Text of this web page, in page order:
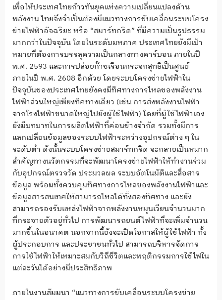
เพื่อให้ประเทศไทยก้าวทันยุคแห่งความเปลี่ยนแปลงด้าน
พลังงาน ไทยจึงจำเป็นต้องมีแนวทางการขับเคลื่อนระบบโครง
ข่ายไฟฟ้าอัจฉริยะ หรือ “สมาร์ทกริด” ที่มีความเป็นรูปธรรม
มากกว่าในปัจจุบัน โดยในระดับมหภาค ประเทศไทยยังมีเป้า
หมายที่ต้องการบรรลุความเป็นกลางทางคาร์บอน ภายในปี
พ.ศ. 2593 และการปล่อยก๊าซเรือนกระจกสุทธิเป็นศูนย์
ภายในปี พ.ศ. 2608 อีกด้วย โดยระบบโครงข่ายไฟฟ้าใน
ปัจจุบันของประเทศไทยยังคงมีทิศทางการไหลของพลังงาน
ไฟฟ้าส่วนใหญ่เพียงทิศทางเดียว (เช่น การส่งพลังงานไฟฟ้า
จากโรงไฟฟ้าขนาดใหญ่ไปยังผู้ใช้ไฟฟ้า) โดยที่ผู้ใช้ไฟฟ้าเอง
ยังมีบทบาทในการผลิตไฟฟ้าที่ค่อนข้างจำกัด รวมทั้งมีการ
แลกเปลี่ยนข้อมูลของระบบไฟฟ้าระหว่างอุปกรณ์ต่าง ๆ ใน
ระดับต่ำ ดังนั้นระบบโครงข่ายสมาร์ทกริด จะกลายเป็นหมาก
สำคัญทางนวัตกรรมที่จะพัฒนาโครงข่ายไฟฟ้าให้ทำงานร่วม
กับอุปกรณ์ตรวจวัด ประมวลผล ระบบอัตโนมัติและสื่อสาร
ข้อมูล พร้อมทั้งควบคุมทิศทางการไหลของพลังงานไฟฟ้าและ
ข้อมูลสารสนเทศให้สามารถไหลได้ทั้งสองทิศทาง และยัง
สามารถรองรับแหล่งไฟฟ้าจากพลังงานหมุนเวียนจำนวนมาก
ที่กระจายตัวอยู่ทั่วไป การพัฒนารถยนต์ไฟฟ้าที่จะเพิ่มจำนวน
มากขึ้นในอนาคต นอกจากนี้ยังจะเปิดโอกาสให้ผู้ใช้ไฟฟ้า ทั้ง
ผู้ประกอบการ และประชาชนทั่วไป สามารถบริหารจัดการ
การใช้ไฟฟ้าให้เหมาะสมกับวิถีชีวิตและพฤติกรรมการใช้ไฟใน
แต่ละวันได้อย่างมีประสิทธิภาพ
ภายในงานสัมมนา “แนวทางการขับเคลื่อนระบบโครงข่าย